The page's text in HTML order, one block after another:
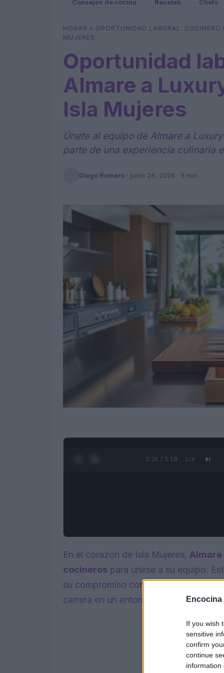
Encocina
If you wish
sensitive
confirm
continue
information
Consejos de cocina Recetas Chefs
HOGAR » OPORTUNIDAD LABORAL:
MUJERES
Oportunidad
Almare a
Isla Mujeres
Únete al equipo de Almare a
parte de una experiencia culinaria
Diego Romero · junio 28, 2026 · 3 min
0:27 / 3:19 1 /4
En el corazón de Isla Mujeres, Almare
cocineros para unirse a su equipo.
su compromiso con la excelencia,
carrera en un entorno inspirador.